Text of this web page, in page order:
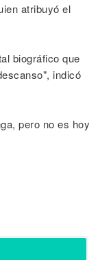
atribuyó el
biográfico que
indicó
pero no es hoy